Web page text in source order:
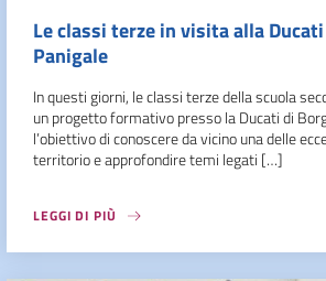
Le classi terze in visita alla
Panigale
In questi giorni, le classi terze della scuola
un progetto formativo presso la Ducati di
l’obiettivo di conoscere da vicino una delle
territorio e approfondire temi legati […]
LEGGI DI PIÙ